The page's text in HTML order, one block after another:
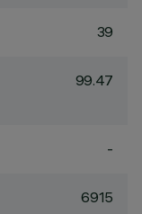
39
99.47
-
6915